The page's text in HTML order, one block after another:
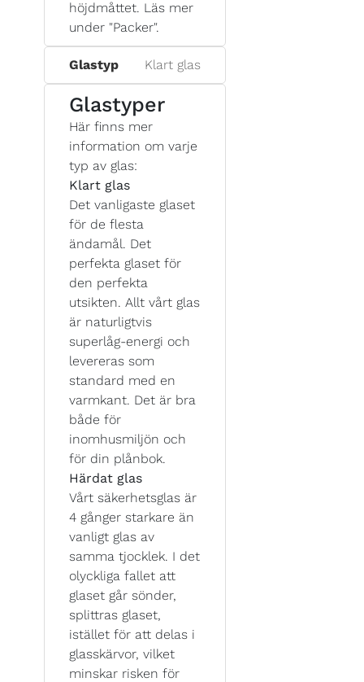
höjdmåttet. Läs mer
under "Packer".
Glastyp Klart glas
Glastyper
Här finns mer
information om varje
typ av glas:
Klart glas
Det vanligaste glaset
för de flesta
ändamål. Det
perfekta glaset för
den perfekta
utsikten. Allt vårt glas
är naturligtvis
superlåg-energi och
levereras som
standard med en
varmkant. Det är bra
både för
inomhusmiljön och
för din plånbok.
Härdat glas
Vårt säkerhetsglas är
4 gånger starkare än
vanligt glas av
samma tjocklek. I det
olyckliga fallet att
glaset går sönder,
splittras glaset,
istället för att delas i
glasskärvor, vilket
minskar risken för